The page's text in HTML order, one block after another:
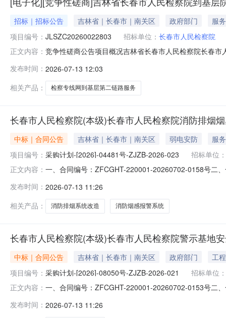
招标｜招标公告 吉林省｜长春市｜南关区 政府部门
服务
项目编号： JLSZC20260022803 招标单位： 长春市人民检察院
正文内容： 竞争性磋商公告项目概况吉林省长春市人民检察院长春
中心的专线网工作网预算金额：348800.00元采购需求
足《中华人
发布时间： 2026-07-13 12:03
相关产品：
检察专线网到基层第二链路服务
长春市人民检察院(本级)长春市人民检察院消防排烟
中标｜合同公告 吉林省｜长春市｜南关区 弱电安防
服务
项目编号： 采购计划-[2026]-04481号-ZJZB-2026-023
招标单位：
正文内容： 一、合同编号：ZFCGHT-220001-20260702-0158号二
式：15568866372供应商(乙方)：吉林省东南建筑工程
发布时间： 2026-07-13 11:26
相关产品：
消防排烟系统改造 消防烟感报警系统
长春市人民检察院(本级)长春市人民检察院警示基地
中标｜合同公告 吉林省｜长春市｜南关区 政府部门
工程
项目编号： 采购计划-[2026]-08050号-ZJZB-2026-021
招标单位：
正文内容： 一、合同编号：ZFCGHT-220001-20260702-0153号二
供应商(乙方)：吉林省东南建筑工程有限公司地址：长
发布时间： 2026-07-13 11:26